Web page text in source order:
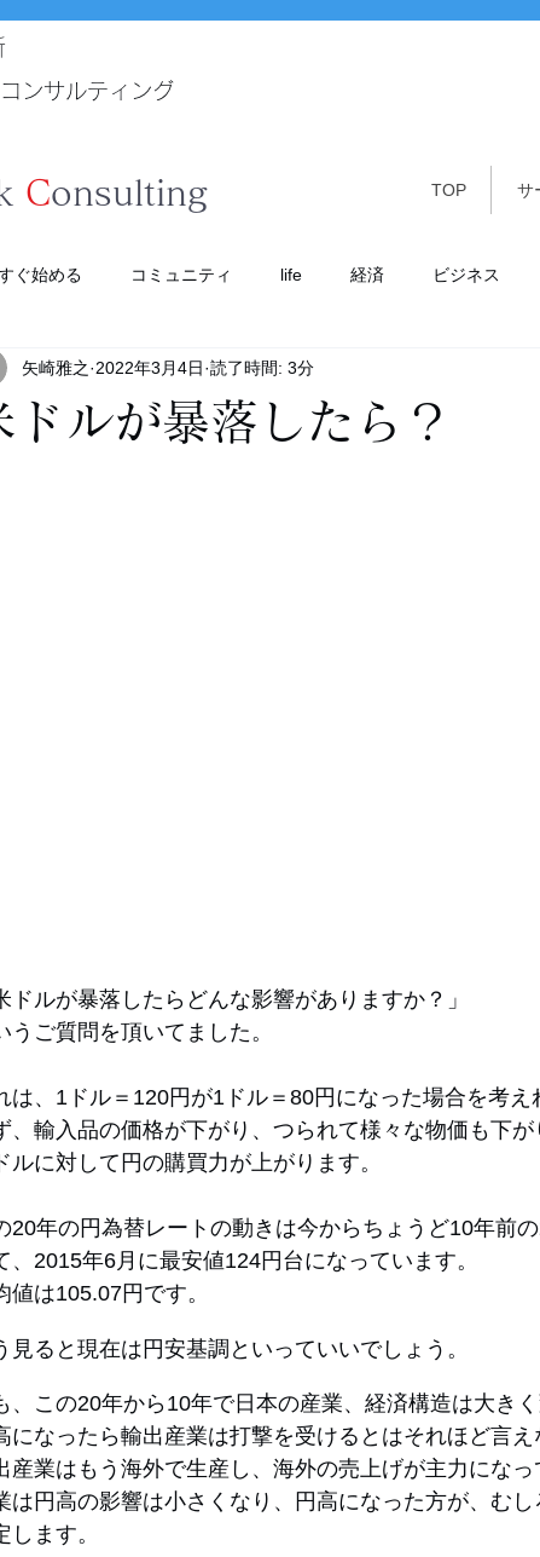
ンサルティング
Consulting TOP サ
ぐ始める コミュニティ life 経済 ビジネス
ドルが暴落したら？
矢崎雅之 2022年3月4日 読了時間: 3分
ドルが暴落したらどんな影響がありますか？」
うご質問を頂いてました。
は、1ドル＝120円が1ドル＝80円になった場合を考え
、輸入品の価格が下がり、つられて様々な物価も下が
ルに対して円の購買力が上がります。
20年の円為替レートの動きは今からちょうど10年前
、2015年6月に最安値124円台になっています。
値は105.07円です。
見ると現在は円安基調といっていいでしょう。
、この20年から10年で日本の産業、経済構造は大き
になったら輸出産業は打撃を受けるとはそれほど言え
産業はもう海外で生産し、海外の売上げが主力にな
は円高の影響は小さくなり、円高になった方が、む
します。